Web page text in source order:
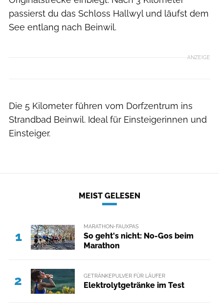
passierst du das Schloss Hallwyl und läufst dem
See entlang nach Beinwil.
ANZEIGE
Die 5 Kilometer führen vom Dorfzentrum ins
Strandbad Beinwil. Ideal für Einsteigerinnen und
Einsteiger.
MEIST GELESEN
1
MARATHON-FAUXPAS
So geht's nicht: No-Gos beim
Marathon
2 GETRÄNKEPULVER FÜR LÄUFER
Elektrolytgetränke im Test